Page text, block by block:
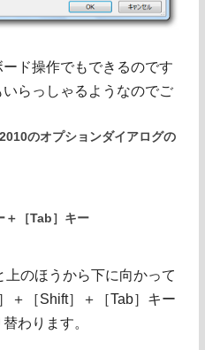
ド操作でもできるのです
らっしゃるようなのでご
のオプションダイアログの
＋［Tab］キー
上のほうから下に向かって
＋［Shift］＋［Tab］キー
わります。